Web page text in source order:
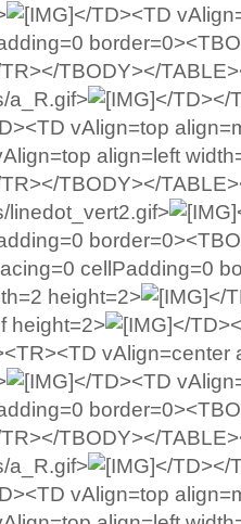
</TD><TD
TBODY></
a_R.gif>
</TD></
vAlign=top
align=left
TBODY></
linedot_vert2.gif>
cellPadding=0
height=2>
</
height=2>
</
vAlign=center
</TD><TD
TBODY></
a_R.gif>
</TD></
vAlign=top